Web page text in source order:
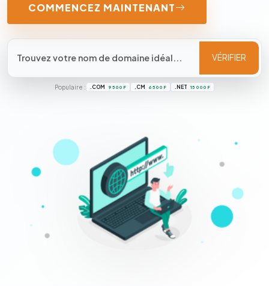
COMMENCEZ MAINTENANT
VÉRIFIER
Populaire : .COM 9 500 F .CM 6 500 F .NET 15 000 F